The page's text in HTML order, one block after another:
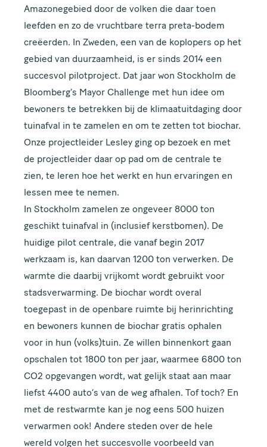
Amazonegebied door de volken die daar toen
leefden en zo de vruchtbare terra preta-bodem
creëerden. In Zweden, een van de koplopers op het
gebied van duurzaamheid, is er sinds 2014 een
succesvol pilotproject. Dat jaar won Stockholm de
Bloomberg’s Mayor Challenge met hun idee om
bewoners te betrekken bij de klimaatuitdaging door
tuinafval in te zamelen en om te zetten tot biochar.
Onze projectleider Lesley ging op bezoek en met
de projectleider daar op pad om de centrale te
zien, te leren hoe het werkt en hun ervaringen en
lessen mee te nemen.
In Stockholm zamelen ze ongeveer 8000 ton
geschikt tuinafval in (inclusief kerstbomen). De
huidige pilot centrale, die vanaf begin 2017
werkzaam is, kan daarvan 1200 ton verwerken. De
warmte die daarbij vrijkomt wordt gebruikt voor
stadsverwarming. De biochar wordt overal
toegepast in de openbare ruimte bij herinrichting
en bewoners kunnen de biochar gratis ophalen
voor in hun (volks)tuin. Ze willen binnenkort gaan
opschalen tot 1800 ton per jaar, waarmee 6800 ton
CO2 opgevangen wordt, wat gelijk staat aan maar
liefst 4400 auto’s van de weg afhalen. Tof toch? En
met de restwarmte kan je nog eens 500 huizen
verwarmen ook! Andere steden over de hele
wereld volgen het succesvolle voorbeeld van